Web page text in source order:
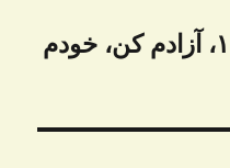
رادیو جادی، شماره ۱۶۶، آزادم کن،‌ خودم